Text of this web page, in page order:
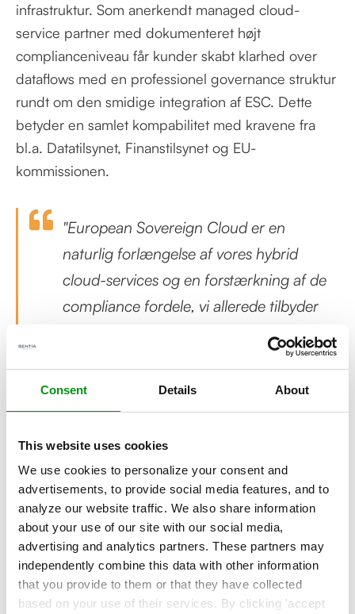
Consent Details About
This website uses cookies
We use cookies to personalize your consent and
advertisements, to provide social media features, and to
analyze our website traffic. We also share information
about your use of our site with our social media,
advertising and analytics partners. These partners may
independently combine this data with other information
that you provide to them or that they have collected
based on your use of their services. By clicking 'accept
infrastruktur. Som anerkendt managed cloud-
service partner med dokumenteret højt
complianceniveau får kunder skabt klarhed over
dataflows med en professionel governance struktur
rundt om den smidige integration af ESC. Dette
betyder en samlet kompabilitet med kravene fra
bl.a. Datatilsynet, Finanstilsynet og EU-
kommissionen.
"European Sovereign Cloud er en
naturlig forlængelse af vores hybrid
cloud-services og en forstærkning af de
compliance fordele, vi allerede tilbyder
kunder (demonstreret bl.a. gennem
mange års ISO 27001-certificering og
ISAE-erklæringer). Den nye AWS-region
udgør en stor mulighed for det danske
erhvervsliv i at adressere og modne sin
praksis for data governance og markant
styrke sit niveau af driftsautonomi.” -
Thomas Sejer Pedersen, Director Public
Cloud